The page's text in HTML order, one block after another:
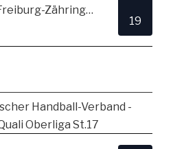
TSV Alemannia Freiburg-Zähringen
19
Handball-Verband -
Oberliga St.17